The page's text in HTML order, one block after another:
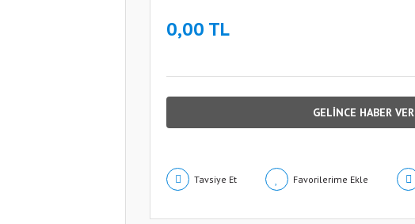
0,00 TL
GELİNCE HABER VER
Tavsiye Et